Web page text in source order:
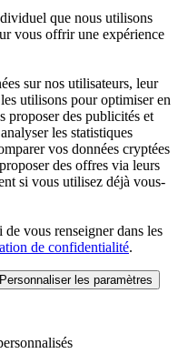
que nous utilisons
vous offrir une expérience
sur nos utilisateurs, leur
utilisons pour optimiser en
proposer des publicités et
les statistiques
vos données cryptées
des offres via leurs
si vous utilisez déjà vous-
vous renseigner dans les
de confidentialité.
Personnaliser les paramètres